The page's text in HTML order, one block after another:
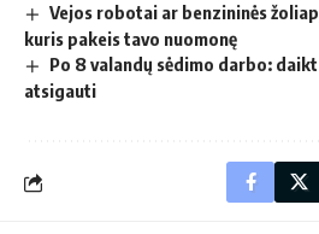
Vejos robotai ar benzininės
kuris pakeis tavo nuomonę
Po 8 valandų sėdimo darbo:
atsigauti